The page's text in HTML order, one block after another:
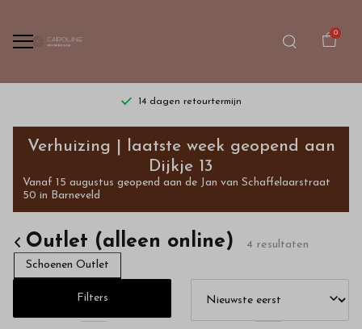
0
14 dagen retourtermijn
Outlet
(alleen
online)
Bestel
kinderkleding
Verhuizing | laatste week geopend aan
Dijkje 13
Vanaf 15 augustus geopend aan de Jan van Schaffelaarstraat
50 in Barneveld
Outlet (alleen online)
4 resultaten
Schoenen Outlet
Filters